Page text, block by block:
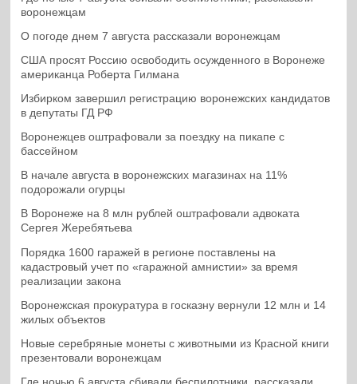
воронежцам
О погоде днем 7 августа рассказали воронежцам
США просят Россию освободить осужденного в Воронеже
американца Роберта Гилмана
Избирком завершил регистрацию воронежских кандидатов
в депутаты ГД РФ
Воронежцев оштрафовали за поездку на пикапе с
бассейном
В начале августа в воронежских магазинах на 11%
подорожали огурцы
В Воронеже на 8 млн рублей оштрафовали адвоката
Сергея Жеребятьева
Порядка 1600 гаражей в регионе поставлены на
кадастровый учет по «гаражной амнистии» за время
реализации закона
Воронежская прокуратура в госказну вернули 12 млн и 14
жилых объектов
Новые серебряные монеты с животными из Красной книги
презентовали воронежцам